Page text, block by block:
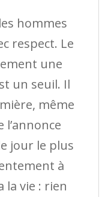
hommes
respect. Le
une
un seuil. Il
même
jour le plus
à
la vie : rien